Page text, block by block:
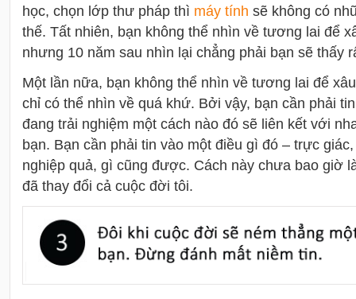
học, chọn lớp thư pháp thì máy tính sẽ không có
thế. Tất nhiên, bạn không thể nhìn về tương lai để
nhưng 10 năm sau nhìn lại chẳng phải bạn sẽ thấy
Một lần nữa, bạn không thể nhìn về tương lai để
chỉ có thể nhìn về quá khứ. Bởi vậy, bạn cần phải
đang trải nghiệm một cách nào đó sẽ liên kết với
bạn. Bạn cần phải tin vào một điều gì đó – trực
nghiệp quả, gì cũng được. Cách này chưa bao giờ
đã thay đổi cả cuộc đời tôi.